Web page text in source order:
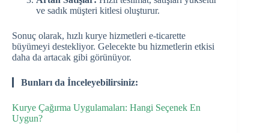
ve sadık müşteri kitlesi oluşturur.
Sonuç olarak, hızlı kurye hizmetleri e-ticarette
büyümeyi destekliyor. Gelecekte bu hizmetlerin etkisi
daha da artacak gibi görünüyor.
Bunları da İnceleyebilirsiniz:
Kurye Çağırma Uygulamaları: Hangi Seçenek En
Uygun?